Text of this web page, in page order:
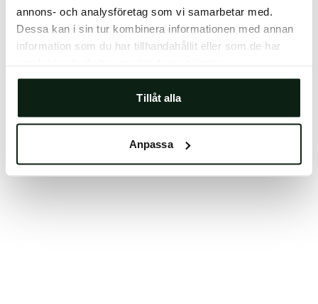
annons- och analysföretag som vi samarbetar med.
Dessa kan i sin tur kombinera informationen med annan
information som du har tillhandahållit eller som de har
Tillåt alla
Anpassa
cases.
We apologize for the inconvenience.